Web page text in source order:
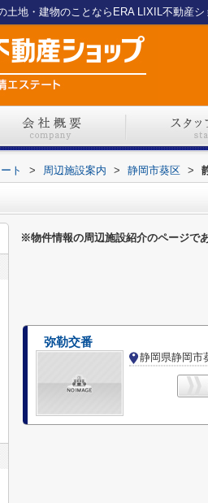
ト > 周辺施設案内 > 静岡市葵区 >
※物件情報の周辺施設紹介のページで
弥勒交番
静岡県静岡市